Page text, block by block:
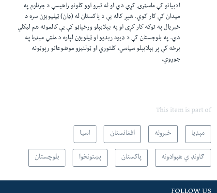
ادبیاتو کې ماسټرۍ کړې دي او له تېرو اوو کلونو راهیسې د جرنلزم په
میدان کې کار کوي. شپږ کاله یې د پاکستان له (ډان) ټیلیویژن سره د
خبریال په توګه کار کړی او په بېلابېلو ورځپاڼو کې یې کالمونه هم لیکلي
دي. په بلوچستان کې د ډیوه رېډیو او ټیلویژن لپاره د ملټي مېډیا په
برخه کې پر بېلابېلو سیاسي، کلتوري او ټولنیزو موضوعاتو رپوټونه
جوړوي.
This item is part of
مېډیا خبرونه افغانستان اسیا
ګاونډ ي هېوادونه پاکستان پښتونخوا بلوچستان